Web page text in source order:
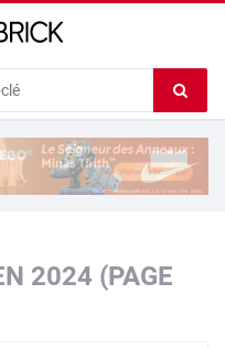
le
2024 (PAGE